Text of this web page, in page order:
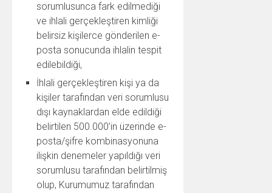
sorumlusunca fark edilmediği
ve ihlali gerçekleştiren kimliği
belirsiz kişilerce gönderilen e-
posta sonucunda ihlalin tespit
edilebildiği,
İhlali gerçekleştiren kişi ya da
kişiler tarafından veri sorumlusu
dışı kaynaklardan elde edildiği
belirtilen 500.000’in üzerinde e-
posta/şifre kombinasyonuna
ilişkin denemeler yapıldığı veri
sorumlusu tarafından belirtilmiş
olup, Kurumumuz tarafından